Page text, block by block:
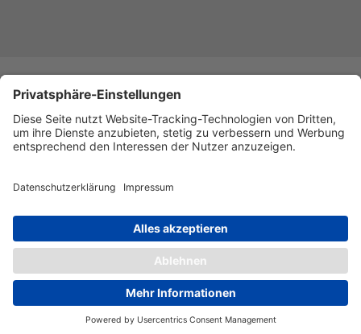
Impressum Barrierefreiheitserklärung
©Rolf Horn. Alle Rechte vorbehalten